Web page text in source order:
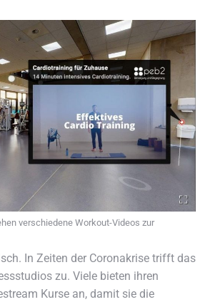
verschiedene Workout-Videos zur
In Zeiten der Coronakrise trifft das
zu. Viele bieten ihren
Kurse an, damit sie die